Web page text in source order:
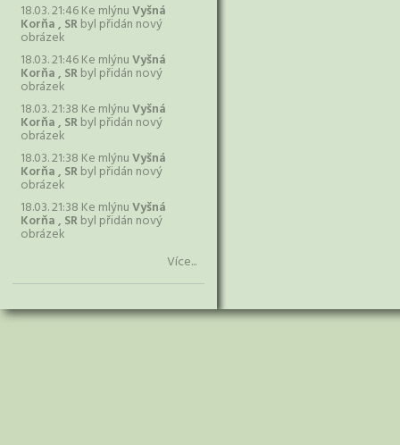
18.03. 21:46 Ke mlýnuVyšná
Korňa , SRbyl přidán nový
obrázek
18.03. 21:46 Ke mlýnuVyšná
Korňa , SRbyl přidán nový
obrázek
18.03. 21:38 Ke mlýnuVyšná
Korňa , SRbyl přidán nový
obrázek
18.03. 21:38 Ke mlýnuVyšná
Korňa , SRbyl přidán nový
obrázek
18.03. 21:38 Ke mlýnuVyšná
Korňa , SRbyl přidán nový
obrázek
Více...